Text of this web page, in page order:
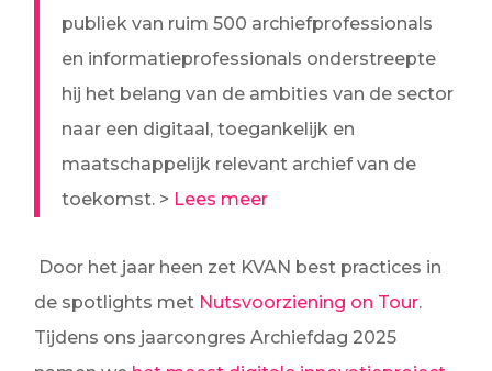
publiek van ruim 500 archiefprofessionals
en informatieprofessionals onderstreepte
hij het belang van de ambities van de sector
naar een digitaal, toegankelijk en
maatschappelijk relevant archief van de
toekomst. > Lees meer
Door het jaar heen zet KVAN best practices in
de spotlights met Nutsvoorziening on Tour.
Tijdens ons jaarcongres Archiefdag 2025